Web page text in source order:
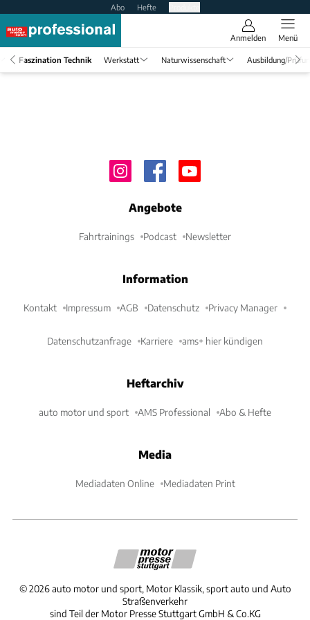
Abo Hefte
Anmelden Menü
Faszination Technik Werkstatt Naturwissenschaft Ausbildung/
Angebote
Fahrtrainings Podcast Newsletter
Information
Kontakt Impressum AGB Datenschutz Privacy Manager
Datenschutzanfrage Karriere ams+ hier kündigen
Heftarchiv
auto motor und sport AMS Professional Abo & Hefte
Media
Mediadaten Online Mediadaten Print
©2026 auto motor und sport, Motor Klassik, sport auto und Auto
Straßenverkehr
sind Teil der Motor Presse Stuttgart GmbH & Co.KG